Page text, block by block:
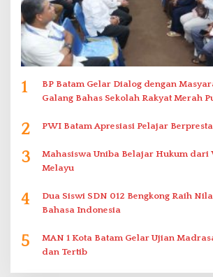
1
BP Batam Gelar Dialog dengan
Galang Bahas Sekolah Rakyat Merah
2 PWI Batam Apresiasi Pelajar
3
Mahasiswa Uniba Belajar Hukum dari
Melayu
4
Dua Siswi SDN 012 Bengkong Raih
Bahasa Indonesia
5
MAN 1 Kota Batam Gelar Ujian
dan Tertib